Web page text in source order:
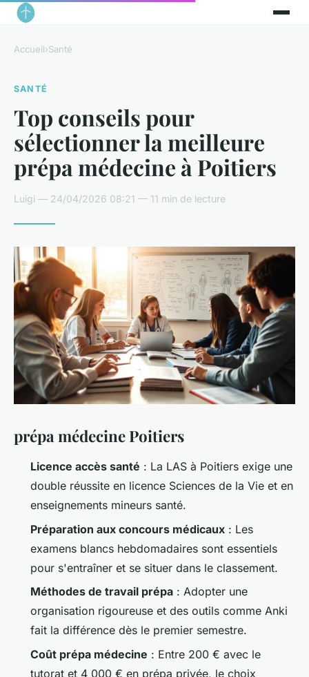
Accueil›Santé
SANTÉ
Top conseils pour
sélectionner la meilleure
prépa médecine à Poitiers
Luigi — 24/04/2026 08:21 — 11 min de lecture
prépa médecine Poitiers
Licence accès santé : La LAS à Poitiers exige une
double réussite en licence Sciences de la Vie et en
enseignements mineurs santé.
Préparation aux concours médicaux : Les
examens blancs hebdomadaires sont essentiels
pour s'entraîner et se situer dans le classement.
Méthodes de travail prépa : Adopter une
organisation rigoureuse et des outils comme Anki
fait la différence dès le premier semestre.
Coût prépa médecine : Entre 200 € avec le
tutorat et 4 000 € en prépa privée, le choix